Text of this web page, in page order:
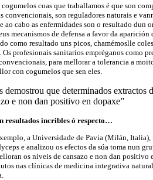
coas que traballamos é que son
convencionais, son reguladores naturais e
ao cabo as enfermidades son o resultado dun
mecanismos de defensa a favor da
como resultado uns picos, chamémoslle
profesionais sanitarios empréganos como
para mellorar a tolerancia a
con cogumelos que sen eles.
demostrou que determinados extractos
e non dan positivo en dopaxe”
resultados incribles ó respecto…
a Universidade de Pavia (Milán,
e analizou os efectos da súa toma nun
os niveis de cansazo e non dan positivo
nas clínicas de medicina integrativa